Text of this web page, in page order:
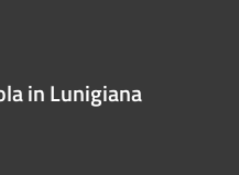
in Lunigiana